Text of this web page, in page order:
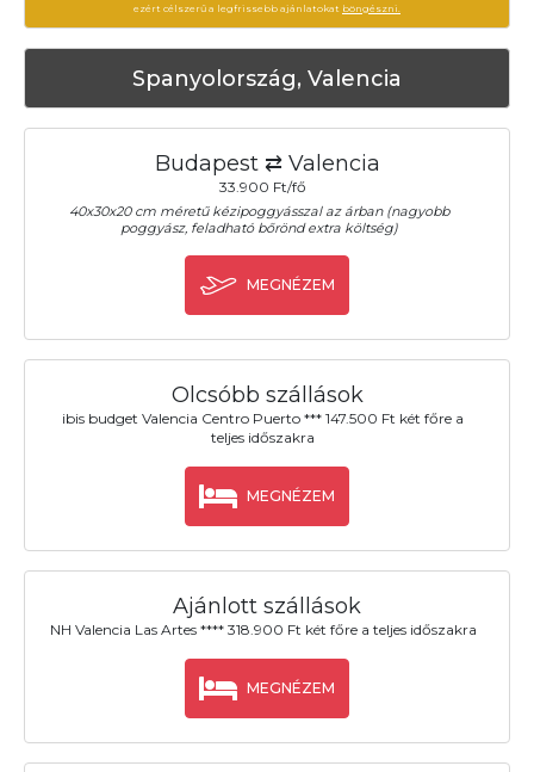
ezért célszerű a legfrissebb ajánlatokat böngészni.
Spanyolország, Valencia
Budapest ⇄ Valencia
33.900 Ft/fő
40x30x20 cm méretű kézipoggyásszal az árban (nagyobb
poggyász, feladható bőrönd extra költség)
MEGNÉZEM
Olcsóbb szállások
ibis budget Valencia Centro Puerto *** 147.500 Ft két főre a
teljes időszakra
MEGNÉZEM
Ajánlott szállások
NH Valencia Las Artes **** 318.900 Ft két főre a teljes időszakra
MEGNÉZEM